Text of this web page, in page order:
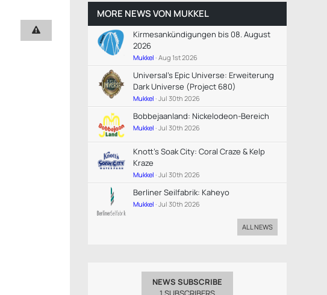
MORE NEWS VON MUKKEL
Kirmesankündigungen bis 08. August
2026
Mukkel Aug 1st 2026
Universal's Epic Universe: Erweiterung
Dark Universe (Project 680)
Mukkel Jul 30th 2026
Bobbejaanland: Nickelodeon-Bereich
Mukkel Jul 30th 2026
Knott's Soak City: Coral Craze & Kelp
Kraze
Mukkel Jul 30th 2026
Berliner Seilfabrik: Kaheyo
Mukkel Jul 30th 2026
ALL NEWS
NEWS SUBSCRIBE